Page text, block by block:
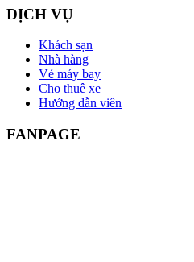
DỊCH VỤ
Khách sạn
Nhà hàng
Vé máy bay
Cho thuê xe
Hướng dẫn viên
FANPAGE